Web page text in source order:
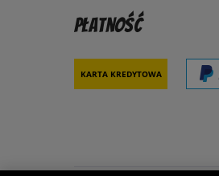
Płatność
Karta kredytowa